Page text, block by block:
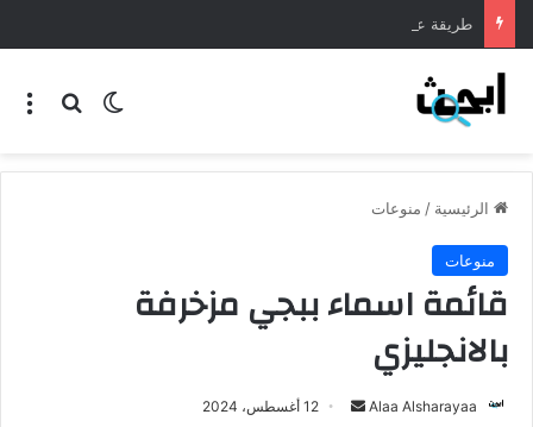
طريقة عمل المنسف الاردني
الرئيسية / منوعات
منوعات
قائمة اسماء ببجي مزخرفة
بالانجليزي
Alaa Alsharayaa 12 أغسطس، 2024